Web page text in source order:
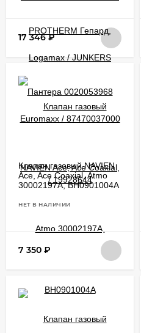
17 346₽
Клапан газовый NAVIEN
Ace, Ace Coaxial, Atmo
30002197A, BH0901004A
НЕТ В НАЛИЧИИ
7 350 ₽